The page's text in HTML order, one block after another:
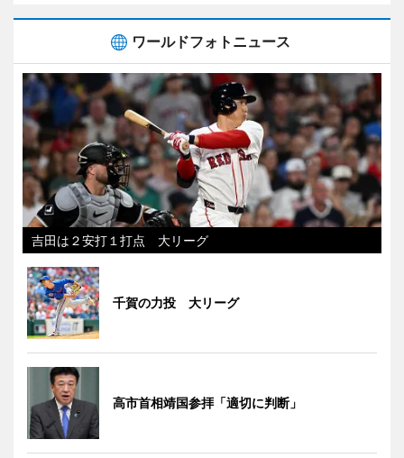
ワールドフォトニュース
吉田は２安打１打点 大リーグ
千賀の力投 大リーグ
高市首相靖国参拝「適切に判断」